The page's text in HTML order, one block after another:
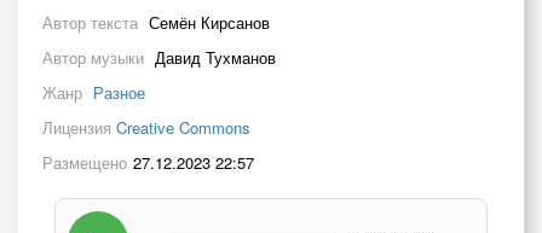
Автор текста Семён Кирсанов
Автор музыки Давид Тухманов
Жанр Разное
Лицензия Creative Commons
Размещено 27.12.2023 22:57